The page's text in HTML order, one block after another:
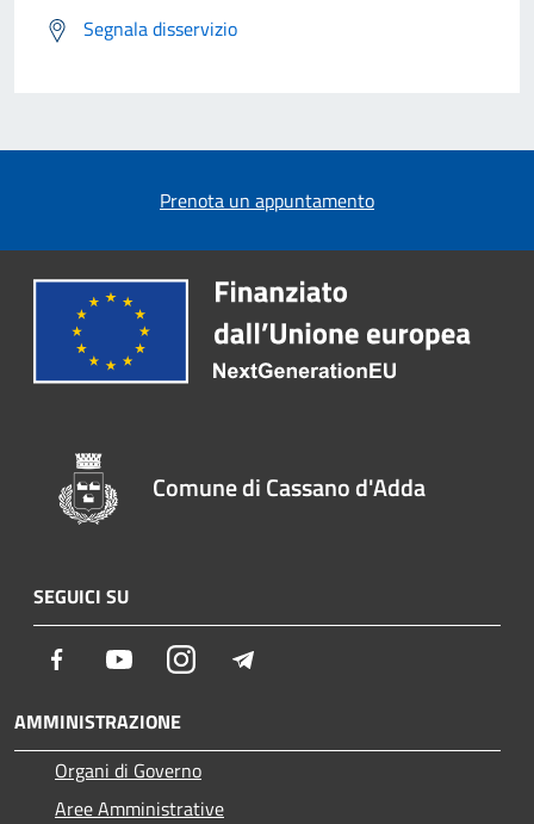
Segnala disservizio
Prenota un appuntamento
Comune di Cassano d'Adda
SEGUICI SU
Facebook YoutubeInstagram
AMMINISTRAZIONE
Organi di Governo
Aree Amministrative